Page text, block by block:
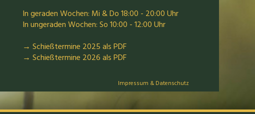
In geraden Wochen: Mi & Do 18:00 - 20:00 Uhr
In ungeraden Wochen: So 10:00 - 12:00 Uhr
→ Schießtermine 2025 als PDF
→ Schießtermine 2026 als PDF
Impressum & Datenschutz